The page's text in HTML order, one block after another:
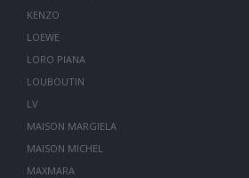
KENZO
LOEWE
LORO PIANA
LOUBOUTIN
LV
MAISON MARGIELA
MAISON MICHEL
MAXMARA